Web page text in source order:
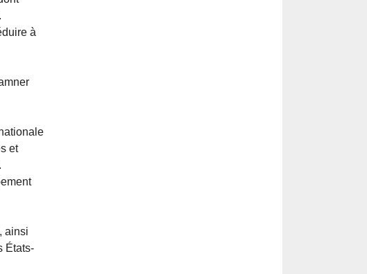
à
et
ainsi
États-